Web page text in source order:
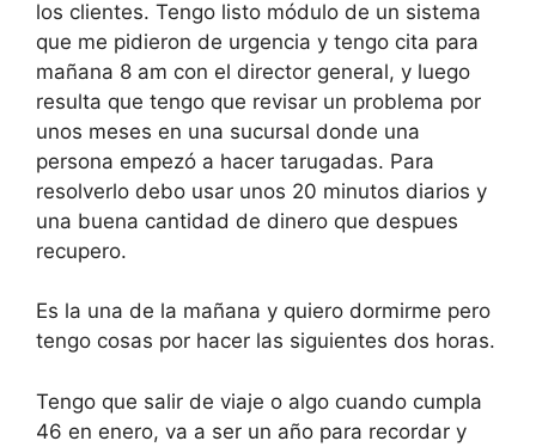
los clientes. Tengo listo módulo de un sistema
que me pidieron de urgencia y tengo cita para
mañana 8 am con el director general, y luego
resulta que tengo que revisar un problema por
unos meses en una sucursal donde una
persona empezó a hacer tarugadas. Para
resolverlo debo usar unos 20 minutos diarios y
una buena cantidad de dinero que despues
recupero.
Es la una de la mañana y quiero dormirme pero
tengo cosas por hacer las siguientes dos horas.
Tengo que salir de viaje o algo cuando cumpla
46 en enero, va a ser un año para recordar y